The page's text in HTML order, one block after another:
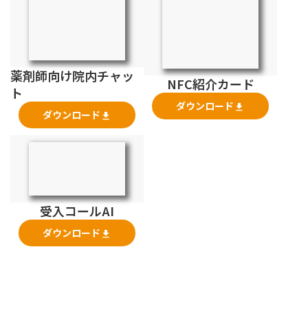
薬剤師向け院内チャッ
ト
ダウンロード file_download
NFC紹介カード
ダウンロード file_download
受入コールAI
ダウンロード file_download